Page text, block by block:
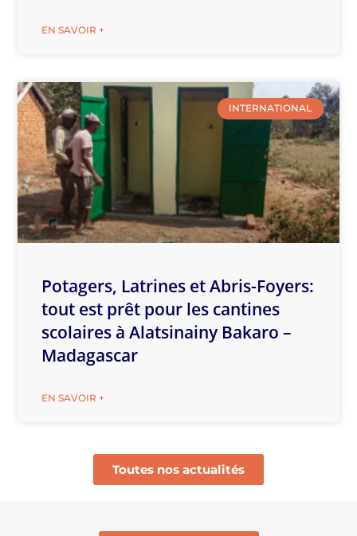
EN SAVOIR +
INTERNATIONAL
Potagers, Latrines et Abris-Foyers:
tout est prêt pour les cantines
scolaires à Alatsinainy Bakaro –
Madagascar
EN SAVOIR +
Toutes nos actualités